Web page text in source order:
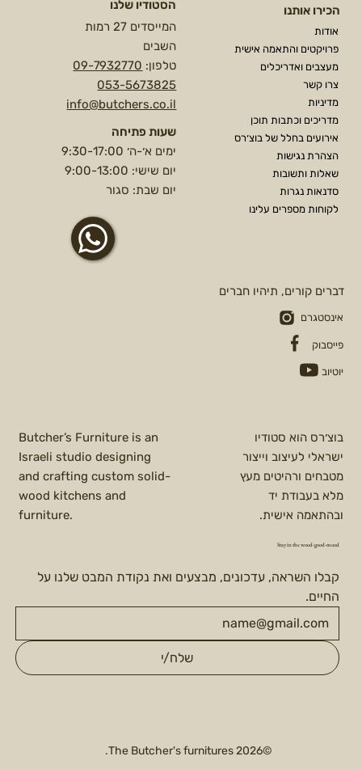
הכירו אותנו
אודות
פרויקטים והתאמה אישית
מעצבים ואדריכלים
צרו קשר
מדיניות
מדריכים וכתבות תוכן
אירועים בחלל של בוצ׳רס
הצהרת נגישות
שאלות ותשובות
סדנאות נגרות
לקוחות מספרים עלינו
הסטודיו שלנו
המייסדים 27 רמות
השבים
טלפון: 09-7932770
053-5673825
info@butchers.co.il
שעות פתיחה
ימים א׳-ה׳ 9:30-17:00
יום שישי: 9:00-13:00
יום שבת: סגור
דברים קורים, תיהיו חברים
אינסטגרם
פייסבוק
יוטיוב
Butcher’s Furniture is an
Israeli studio designing
and crafting custom solid-
wood kitchens and
furniture.
בוצ׳רס הוא סטודיו
ישראלי לעיצוב וייצור
מטבחים ורהיטים מעץ
מלא בעבודת יד
ובהתאמה אישית.
Stay in the wood-good-mood
החיים.
שלח/י
©2026 The Butcher's furnitures.